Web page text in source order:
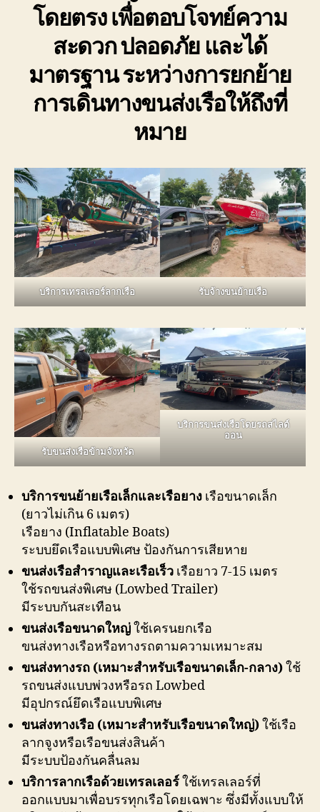
โดยตรง เพื่อตอบโจทย์ความ
สะดวก ปลอดภัย และได้
มาตรฐาน ระหว่างการยกย้าย
การเดินทางขนส่งเรือให้ถึงที่
หมาย
บริการเทรลเลอร์ลากเรือ รับจ้างขนย้ายเรือ
รับขนส่งเรือข้ามจังหวัด
บริการขนส่งเรือโดยรถสไลด์
ออน
บริการขนย้ายเรือเล็กและเรือยาง เรือขนาดเล็ก
(ยาวไม่เกิน 6 เมตร)
เรือยาง (Inflatable Boats)
ระบบยึดเรือแบบพิเศษ ป้องกันการเสียหาย
ขนส่งเรือสำราญและเรือเร็ว เรือยาว 7-15 เมตร
ใช้รถขนส่งพิเศษ (Lowbed Trailer)
มีระบบกันสะเทือน
ขนส่งเรือขนาดใหญ่ใช้เครนยกเรือ
ขนส่งทางเรือหรือทางรถตามความเหมาะสม
ขนส่งทางรถ (เหมาะสำหรับเรือขนาดเล็ก-กลาง)ใช้
รถขนส่งแบบพ่วงหรือรถ Lowbed
มีอุปกรณ์ยึดเรือแบบพิเศษ
ขนส่งทางเรือ (เหมาะสำหรับเรือขนาดใหญ่)ใช้เรือ
ลากจูงหรือเรือขนส่งสินค้า
มีระบบป้องกันคลื่นลม
บริการลากเรือด้วยเทรลเลอร์ใช้เทรลเลอร์ที่
ออกแบบมาเพื่อบรรทุกเรือโดยเฉพาะ ซึ่งมีทั้งแบบให้